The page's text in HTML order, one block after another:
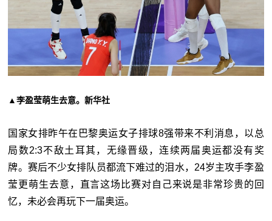
▲李盈莹萌生去意。新华社
国家女排昨午在巴黎奥运女子排球8强带来不利消息，以总
局数2:3不敌土耳其，无缘晋级，连续两届奥运都没有奖
牌。赛后不少女排队员都流下难过的泪水，24岁主攻手李盈
莹更萌生去意，直言这场比赛对自己来说是非常珍贵的回
忆，未必会再玩下一届奥运。